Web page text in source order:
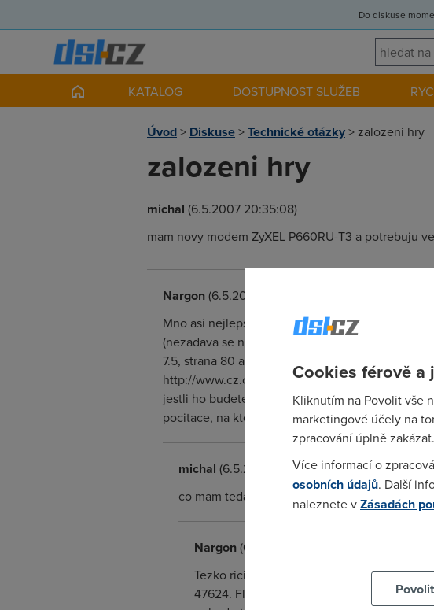
Do diskuse
KATALOG DOSTUPNOST SLUŽEB
Úvod> Diskuse>Technické otázky> zalozeni hry
zalozeni hry
michal (6.5.2007 20:35:08)
mam novy modem ZyXEL P660RU-T3 a potrebuju
Nargon(6.5.2007 21:15:59)
Mno asi nejlepsi reseni je zalozit hru a na
(nezadava se nic specifickeho, jen zakladni
7.5, strana 80 az 81. Jo a ja pouzivam tenhle
http://www.cz.o2.com/public_cont/d/54/
jestli ho budete stahovat tak smazat mezery z
pocitace, na kterej se tenhle rosah presmeruje.
michal (6.5.2007 23:10:28)
co mam teda do tech policek start a end port
Nargon(6.5.2007 23:57:06)
Tezko rici jake porty. Nevim jake porty ta
47624. FlatOut 2 zase vyuziva 23756. A
Cookies férově a
Kliknutím na Povolit vše
marketingové účely na
zpracování úplně zakázat.
Více informací o
osobních údajů. Další
naleznete vZásadách